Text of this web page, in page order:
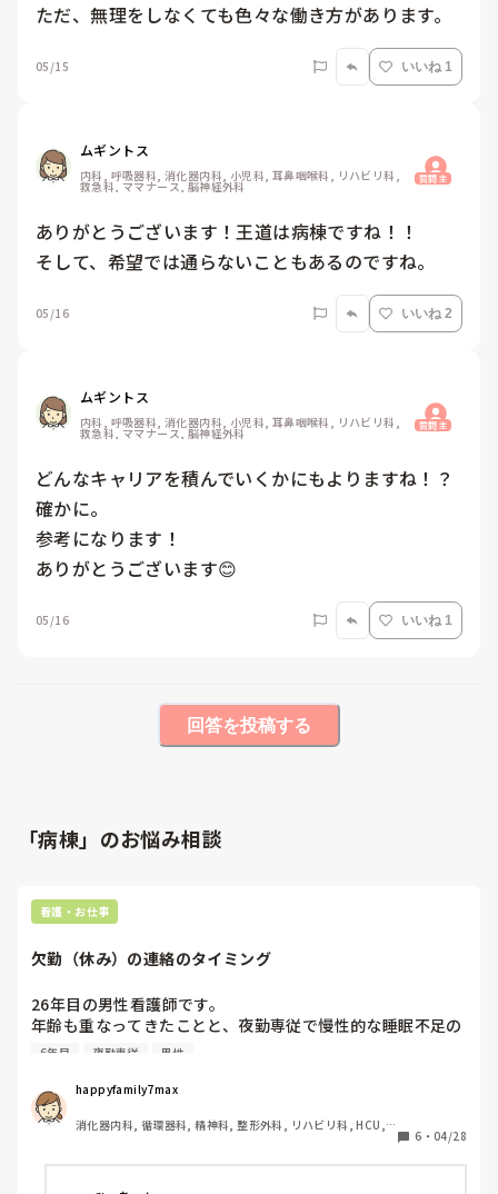
ただ、無理をしなくても色々な働き方があります。
05/15 いいね 1
ムギントス
内科, 呼吸器科, 消化器内科, 小児科, 耳鼻咽喉科, リハビリ科,
救急科, ママナース, 脳神経外科 質問主
ありがとうございます！王道は病棟ですね！！
そして、希望では通らないこともあるのですね。
05/16 いいね 2
ムギントス
内科, 呼吸器科, 消化器内科, 小児科, 耳鼻咽喉科, リハビリ科,
救急科, ママナース, 脳神経外科 質問主
どんなキャリアを積んでいくかにもよりますね！？
確かに。
参考になります！
ありがとうございます😊
05/16 いいね 1
回答を投稿する
「病棟」のお悩み相談
看護・お仕事
欠勤（休み）の連絡のタイミング
26年目の男性看護師です。
年齢も重なってきたことと、夜勤専従で慢性的な睡眠不足の
ため、体調管理が少し難しくなってきました。
ッキリとした理由があれば即座に連絡できるのですが、我慢
すれば動けるくらいの頭痛や腹痛、疲労、腰痛や軽度の眩暈
など、様子を見たり翌日には治ってそうな症状の場合、ギリ
特に、病棟スタッフの人数がギリギリで調整が難しいので、
6年目 夜勤専従 男性
happyfamily7max
消化器内科, 循環器科, 精神科, 整形外科, リハビリ科, HCU,
6 ・ 04/28